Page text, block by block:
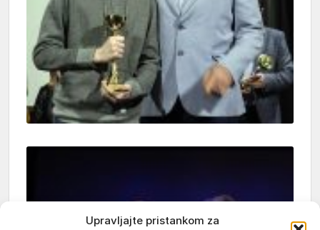
Upravljajte pristankom za